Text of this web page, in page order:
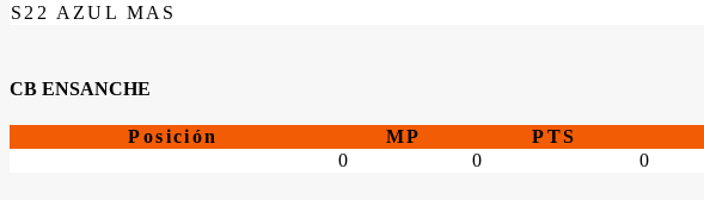
S22 AZUL MAS
CB ENSANCHE
Posición MP PTS
0
0 0